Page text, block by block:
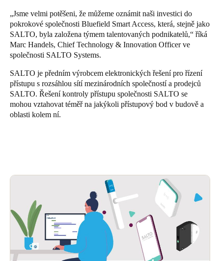
Denmark
Danskere English
Sweden
Norway
NorskEnglish
Uložit nový výběr jako výchozí
„Jsme velmi potěšeni, že můžeme oznámit naši investici do
pokrokové společnosti Bluefield Smart Access, která, stejně jako
SALTO, byla založena týmem talentovaných podnikatelů,“ říká
Marc Handels, Chief Technology & Innovation Officer ve
společnosti SALTO Systems.
SALTO je předním výrobcem elektronických řešení pro řízení
přístupu s rozsáhlou sítí mezinárodních společností a prodejců
SALTO. Řešení kontroly přístupu společnosti SALTO se
mohou vztahovat téměř na jakýkoli přístupový bod v budově a
oblasti kolem ní.